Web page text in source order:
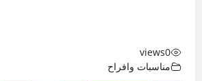
0
views
مناسبات وافراح